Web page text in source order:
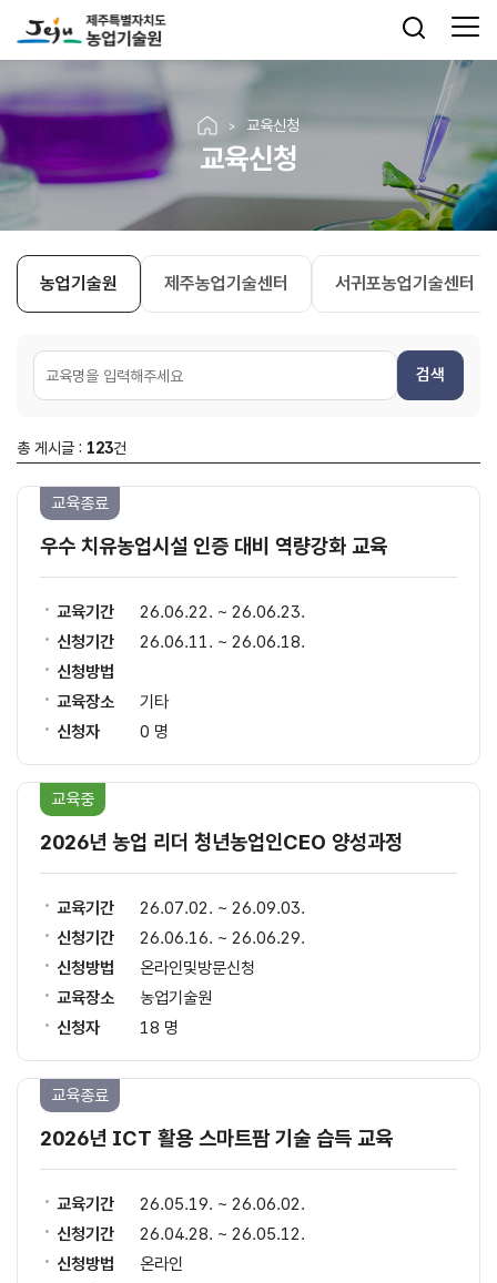
교육신청
교육신청
농업기술원 제주농업기술센터 서귀포농업기술센터
검색
총 게시글 : 123건
우수 치유농업시설 인증 대비 역량강화 교육
교육종료
교육기간
26.06.22. ~ 26.06.23.
신청기간
26.06.11. ~ 26.06.18.
신청방법
교육장소
기타
신청자
0 명
2026년 농업 리더 청년농업인CEO 양성과정
교육중
교육기간
26.07.02. ~ 26.09.03.
신청기간
26.06.16. ~ 26.06.29.
신청방법
온라인및방문신청
교육장소
농업기술원
신청자
18 명
2026년 ICT 활용 스마트팜 기술 습득 교육
교육종료
교육기간
26.05.19. ~ 26.06.02.
신청기간
26.04.28. ~ 26.05.12.
신청방법
온라인